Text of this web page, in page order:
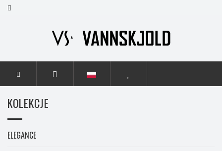
STRONA GŁÓWNA KOLEKCJE GRACE
KOLEKCJE
ELEGANCE